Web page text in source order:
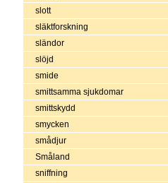
slott
släktforskning
sländor
slöjd
smide
smittsamma sjukdomar
smittskydd
smycken
smådjur
Småland
sniffning